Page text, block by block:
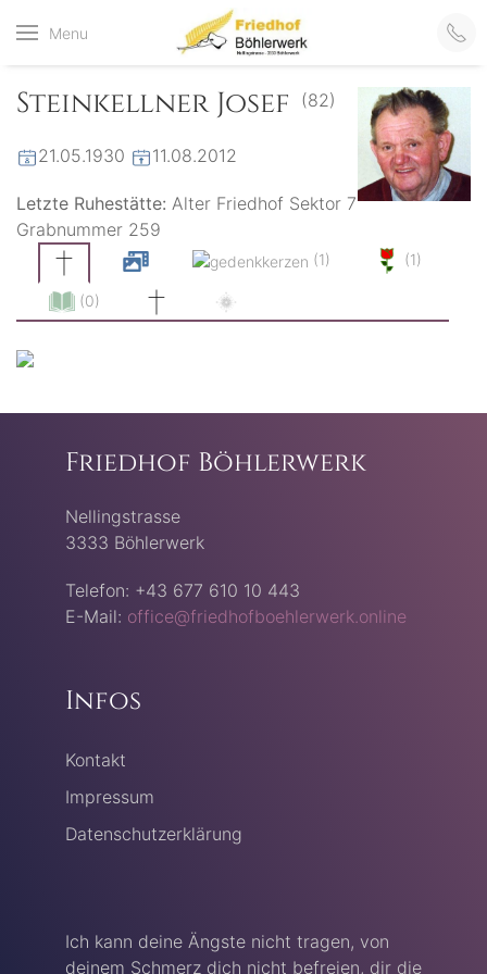
Menu
Friedhof
der virtuelle Friedhof
Steinkellner Josef (82)
21.05.1930 11.08.2012
Letzte Ruhestätte: Alter Friedhof Sektor 7
Grabnummer 259
(1) (1)
(0)
Friedhof Böhlerwerk
Nellingstrasse
3333 Böhlerwerk
Telefon: +43 677 610 10 443
E-Mail: office@friedhofboehlerwerk.online
Infos
Kontakt
Impressum
Datenschutzerklärung
Ich kann deine Ängste nicht tragen, von
deinem Schmerz dich nicht befreien, dir die